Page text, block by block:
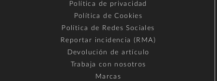
Política de privacidad
Política de Cookies
Política de Redes Sociales
Reportar incidencia (RMA)
Devolución de artículo
Trabaja con nosotros
Marcas